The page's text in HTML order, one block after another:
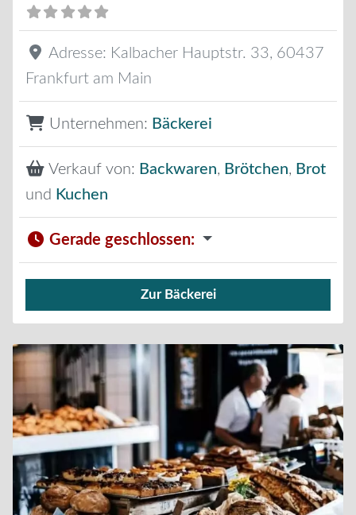
Adresse: Kalbacher Hauptstr. 33, 60437
Frankfurt am Main
Unternehmen: Bäckerei
Verkauf von: Backwaren, Brötchen, Brot
und Kuchen
Gerade geschlossen:
Verkauf von Brötchen,
Zur Bäckerei